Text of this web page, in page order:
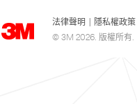
法律聲明 隱私權政策
© 3M 2026. 版權所有.